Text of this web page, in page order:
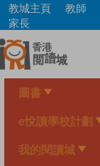
Skip
main
content
教城主頁 教師
家長
圖書
e悅讀學校計劃
我的閱讀城